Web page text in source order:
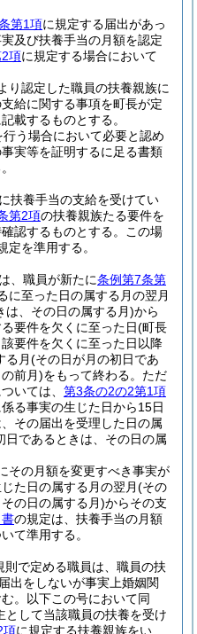
第1項に規定する届出があっ
及び扶養手当の月額を認定
項に規定する場合において
り認定した職員の扶養親族に
給に関する事項を町長が定
載するものとする。
行う場合において必要と認め
実等を証明するに足る書類
扶養手当の支給を受けてい
第2項の扶養親族たる要件を
認するものとする。
この場
定を準用する。
、職員が新たに条例第7条第
に至った日の属する月の翌月
は、その日の属する月)から
要件を欠くに至った日(町長
要件を欠くに至った日以降
る月(その日が月の初日であ
前月)をもって終わる。 ただ
いては、 第3条の2の2第1項
る事実の生じた日から15日
その届出を受理した日の属
日であるときは、その日の属
その月額を変更すべき事実が
た日の属する月の翌月(その
の日の属する月)からその支
の規定は、扶養手当の月額
て準用する。
則で定める職員は、職員の扶
出をしないが事実上婚姻関
。以下この号において同
として当該職員の扶養を受け
項に規定する扶養親族をい